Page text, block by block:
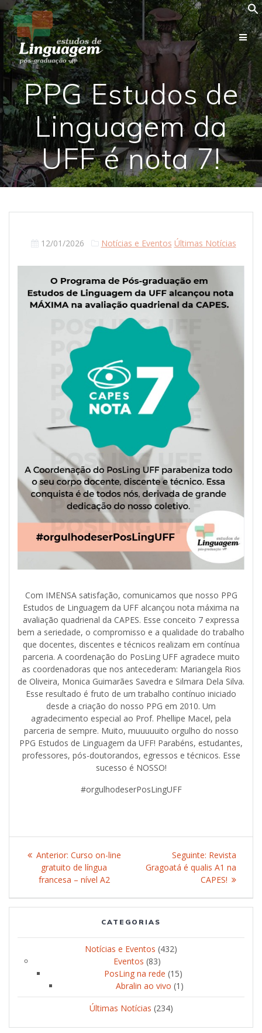
Skip
to
content
PPG Estudos de
Linguagem da
UFF é nota 7!
12/01/2026 Notícias e Eventos Últimas Notícias
Com IMENSA satisfação, comunicamos que nosso PPG
Estudos de Linguagem da UFF alcançou nota máxima na
avaliação quadrienal da CAPES. Esse conceito 7 expressa
bem a seriedade, o compromisso e a qualidade do trabalho
que docentes, discentes e técnicos realizam em contínua
parceria. A coordenação do PosLing UFF agradece muito
as coordenadoras que nos antecederam: Mariangela Rios
de Oliveira, Monica Guimarães Savedra e Silmara Dela Silva.
Esse resultado é fruto de um trabalho contínuo iniciado
desde a criação do nosso PPG em 2010. Um
agradecimento especial ao Prof. Phellipe Macel, pela
parceria de sempre. Muito, muuuuuito orgulho do nosso
PPG Estudos de Linguagem da UFF! Parabéns, estudantes,
professores, pós-doutorandos, egressos e técnicos. Esse
sucesso é NOSSO!
#orgulhodeserPosLingUFF
Navegação
Post
Anterior: Post
anterior:
Curso on-line
gratuito de língua
francesa – nível A2
Seguinte: Post
seguinte:
Revista
Gragoatá é qualis A1 na
CAPES!
CATEGORIAS
Notícias e Eventos (432)
Eventos (83)
PosLing na rede (15)
Abralin ao vivo (1)
Últimas Notícias (234)